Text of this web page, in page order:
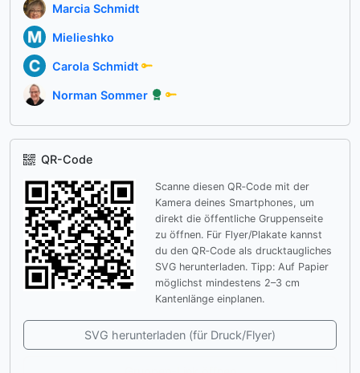
Marcia Schmidt
Mielieshko
Carola Schmidt
Norman Sommer
QR-Code
Scanne diesen QR‑Code mit der
Kamera deines Smartphones, um
direkt die öffentliche Gruppenseite
zu öffnen. Für Flyer/Plakate kannst
du den QR‑Code als drucktaugliches
SVG herunterladen. Tipp: Auf Papier
möglichst mindestens 2–3 cm
Kantenlänge einplanen.
SVG herunterladen (für Druck/Flyer)